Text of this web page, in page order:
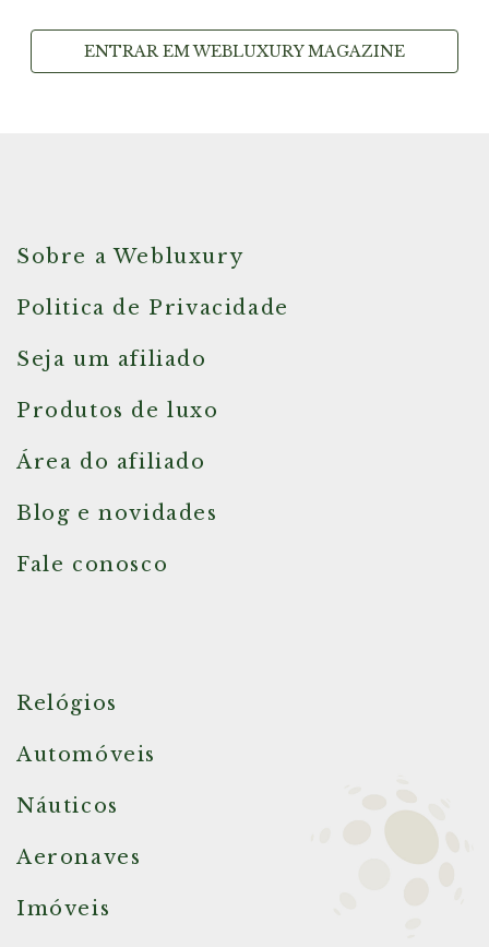
ENTRAR EM WEBLUXURY MAGAZINE
Sobre a Webluxury
Politica de Privacidade
Seja um afiliado
Produtos de luxo
Área do afiliado
Blog e novidades
Fale conosco
Relógios
Automóveis
Náuticos
Aeronaves
Imóveis